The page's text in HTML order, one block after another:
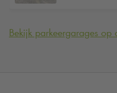
Bekijk parkeergarages op